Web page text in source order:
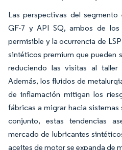
Las perspectivas del
GF-7 y API SQ, ambos de los
permisible y la ocurrencia de
sintéticos premium que pueden
reduciendo las visitas al
Además, los fluidos de
de inflamación mitigan los
fábricas a migrar hacia
conjunto, estas tendencias
mercado de lubricantes
aceites de motor se expanda de